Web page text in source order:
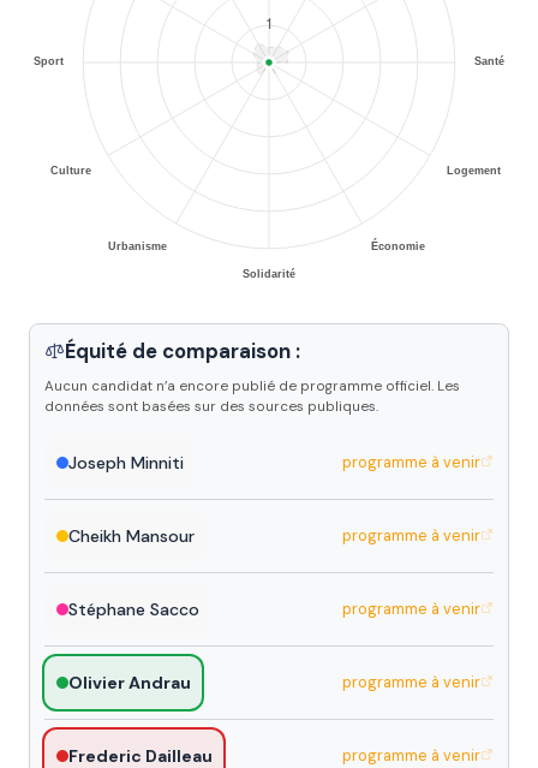
Équité de comparaison :
Aucun candidat n’a encore publié de programme officiel. Les
données sont basées sur des sources publiques.
Joseph Minniti programme à venir
Cheikh Mansour programme à venir
Stéphane Sacco programme à venir
Olivier Andrau programme à venir
Frederic Dailleau programme à venir